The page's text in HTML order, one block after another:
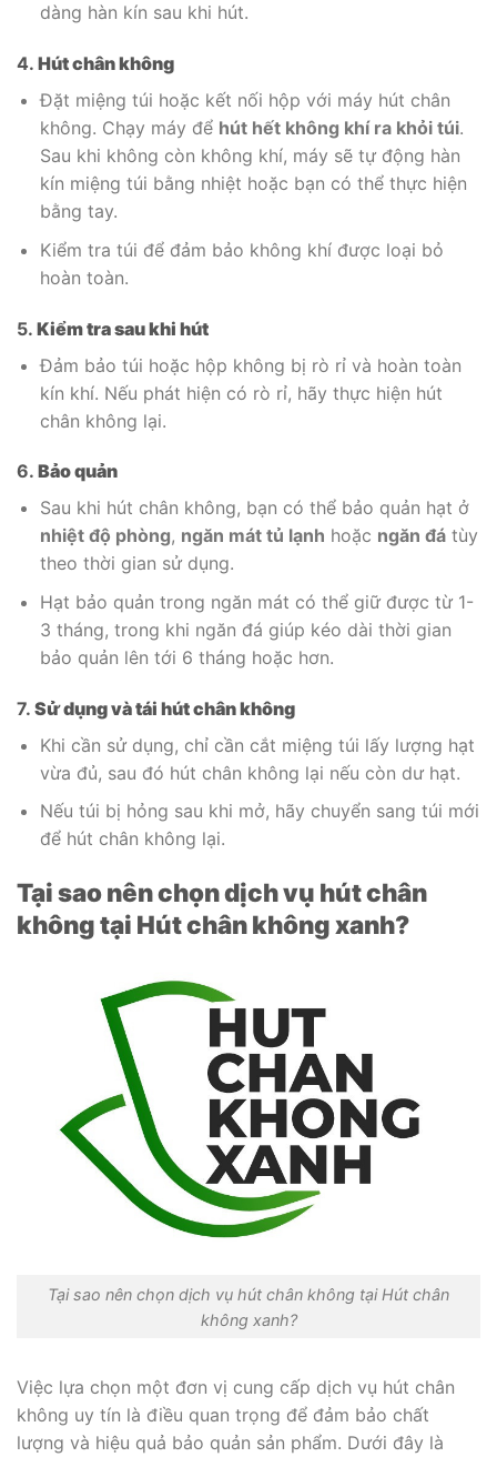
dàng hàn kín sau khi hút.
4. Hút chân không
Đặt miệng túi hoặc kết nối hộp với máy hút chân
không. Chạy máy để hút hết không khí ra khỏi túi.
Sau khi không còn không khí, máy sẽ tự động hàn
kín miệng túi bằng nhiệt hoặc bạn có thể thực hiện
bằng tay.
Kiểm tra túi để đảm bảo không khí được loại bỏ
hoàn toàn.
5. Kiểm tra sau khi hút
Đảm bảo túi hoặc hộp không bị rò rỉ và hoàn toàn
kín khí. Nếu phát hiện có rò rỉ, hãy thực hiện hút
chân không lại.
6. Bảo quản
Sau khi hút chân không, bạn có thể bảo quản hạt ở
nhiệt độ phòng, ngăn mát tủ lạnh hoặc ngăn đátùy
theo thời gian sử dụng.
Hạt bảo quản trong ngăn mát có thể giữ được từ 1-
3 tháng, trong khi ngăn đá giúp kéo dài thời gian
bảo quản lên tới 6 tháng hoặc hơn.
7. Sử dụng và tái hút chân không
Khi cần sử dụng, chỉ cần cắt miệng túi lấy lượng hạt
vừa đủ, sau đó hút chân không lại nếu còn dư hạt.
Nếu túi bị hỏng sau khi mở, hãy chuyển sang túi mới
để hút chân không lại.
Tại sao nên chọn dịch vụ hút chân
không tại Hút chân không xanh?
Tại sao nên chọn dịch vụ hút chân không tại Hút chân
không xanh?
Việc lựa chọn một đơn vị cung cấp dịch vụ hút chân
không uy tín là điều quan trọng để đảm bảo chất
lượng và hiệu quả bảo quản sản phẩm. Dưới đây là